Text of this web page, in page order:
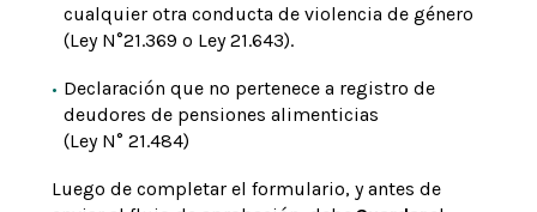
cualquier otra conducta de violencia de género
(Ley N°21.369 o Ley 21.643).
Declaración que no pertenece a registro de
deudores de pensiones alimenticias
(Ley N° 21.484)
Luego de completar el formulario, y antes de